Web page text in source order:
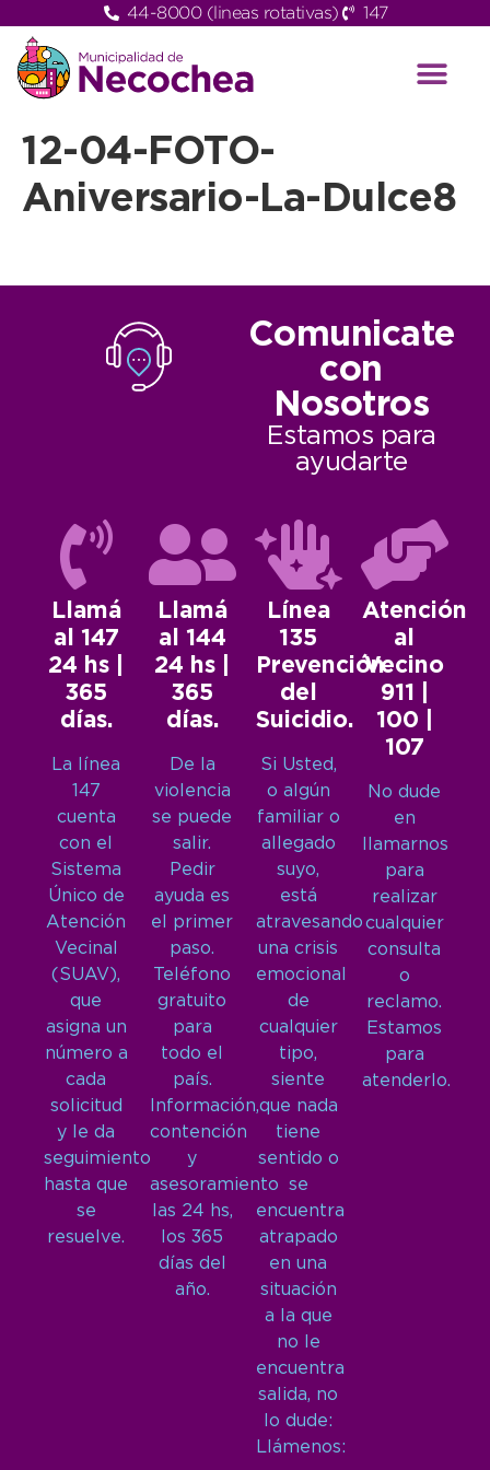
44-8000 (lineas rotativas) 147
12-04-FOTO-
Aniversario-La-Dulce8
Comunicate
con
Nosotros
Estamos para
ayudarte
Llamá
al 147
24 hs |
365
días.
La línea
147
cuenta
con el
Sistema
Único de
Atención
Vecinal
(SUAV),
que
asigna un
número a
cada
solicitud
y le da
seguimiento
hasta que
se
resuelve.
Llamá
al 144
24 hs |
365
días.
De la
violencia
se puede
salir.
Pedir
ayuda es
el primer
paso.
Teléfono
gratuito
para
todo el
país.
Información,
contención
y
asesoramiento
las 24 hs,
los 365
días del
año.
Línea
135
Prevención
del
Suicidio.
Si Usted,
o algún
familiar o
allegado
suyo,
está
atravesando
una crisis
emocional
de
cualquier
tipo,
siente
que nada
tiene
sentido o
se
encuentra
atrapado
en una
situación
a la que
no le
encuentra
salida, no
lo dude:
Llámenos:
Atención
al
Vecino
911 |
100 |
107
No dude
en
llamarnos
para
realizar
cualquier
consulta
o
reclamo.
Estamos
para
atenderlo.